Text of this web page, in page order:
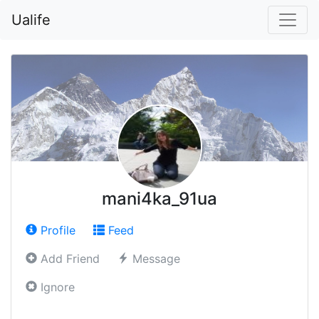
Ualife
mani4ka_91ua
Profile
Feed
Add Friend
Message
Ignore